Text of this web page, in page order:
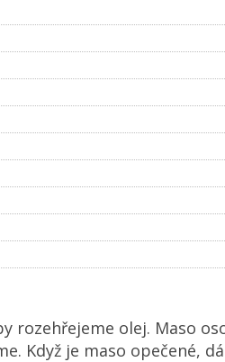
rozehřejeme olej. Maso
Když je maso opečené,